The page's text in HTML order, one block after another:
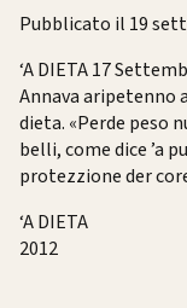
Pubblicato il 19
‘A DIETA 17
Annava aripetenno
dieta. «Perde peso
belli, come dice ’a
protezzione der
‘A
2012